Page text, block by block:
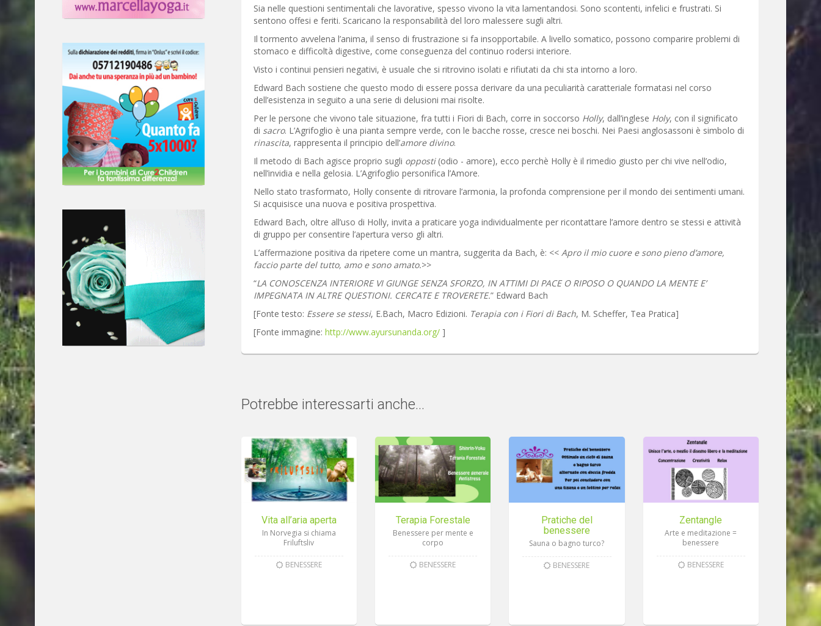
Sia nelle questioni sentimentali che lavorative, spesso vivono la vita lamentandosi. Sono scontenti, infelici e frustrati. Si
sentono offesi e feriti. Scaricano la responsabilità del loro malessere sugli altri.
Il tormento avvelena l’anima, il senso di frustrazione si fa insopportabile. A livello somatico, possono comparire problemi di
stomaco e difficoltà digestive, come conseguenza del continuo rodersi interiore.
Visto i continui pensieri negativi, è usuale che si ritrovino isolati e rifiutati da chi sta intorno a loro.
Edward Bach sostiene che questo modo di essere possa derivare da una peculiarità caratteriale formatasi nel corso
dell’esistenza in seguito a una serie di delusioni mai risolte.
Per le persone che vivono tale situazione, fra tutti i Fiori di Bach, corre in soccorso Holly, dall’inglese Holy, con il significato
di sacro. L’Agrifoglio è una pianta sempre verde, con le bacche rosse, cresce nei boschi. Nei Paesi anglosassoni è simbolo di
rinascita, rappresenta il principio dell’amore divino.
Il metodo di Bach agisce proprio sugli opposti(odio - amore), ecco perchè Holly è il rimedio giusto per chi vive nell’odio,
nell’invidia e nella gelosia. L’Agrifoglio personifica l’Amore.
Nello stato trasformato, Holly consente di ritrovare l’armonia, la profonda comprensione per il mondo dei sentimenti umani.
Si acquisisce una nuova e positiva prospettiva.
Edward Bach, oltre all’uso di Holly, invita a praticare yoga individualmente per ricontattare l’amore dentro se stessi e attività
di gruppo per consentire l’apertura verso gli altri.
L’affermazione positiva da ripetere come un mantra, suggerita da Bach, è: << Apro il mio cuore e sono pieno d’amore,
faccio parte del tutto, amo e sono amato.>>
“LA CONOSCENZA INTERIORE VI GIUNGE SENZA SFORZO, IN ATTIMI DI PACE O RIPOSO O QUANDO LA MENTE E’
IMPEGNATA IN ALTRE QUESTIONI. CERCATE E TROVERETE.” Edward Bach
[Fonte testo: Essere se stessi, E.Bach, Macro Edizioni. Terapia con i Fiori di Bach, M. Scheffer, Tea Pratica]
[Fonte immagine: http://www.ayursunanda.org/]
Potrebbe interessarti anche...
Vita all’aria aperta
In Norvegia si chiama
Friluftsliv
BENESSERE
Terapia Forestale
Benessere per mente e
corpo
BENESSERE
Pratiche del
benessere
Sauna o bagno turco?
BENESSERE
Zentangle
Arte e meditazione =
benessere
BENESSERE